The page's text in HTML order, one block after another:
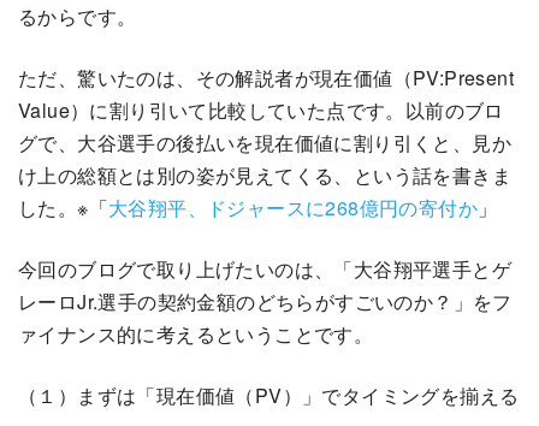
るからです。
ただ、驚いたのは、その解説者が現在価値（PV:Present
Value）に割り引いて比較していた点です。以前のブロ
グで、大谷選手の後払いを現在価値に割り引くと、見か
け上の総額とは別の姿が見えてくる、という話を書きま
した。※「大谷翔平、ドジャースに268億円の寄付か 」
今回のブログで取り上げたいのは、「大谷翔平選手とゲ
レーロJr.選手の契約金額のどちらがすごいのか？」をフ
ァイナンス的に考えるということです。
（１）まずは「現在価値（PV）」でタイミングを揃える